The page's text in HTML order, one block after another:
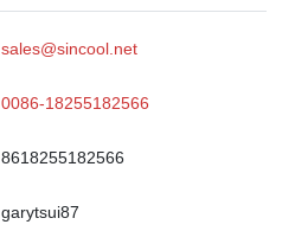
sales@sincool.net
0086-18255182566
8618255182566
garytsui87